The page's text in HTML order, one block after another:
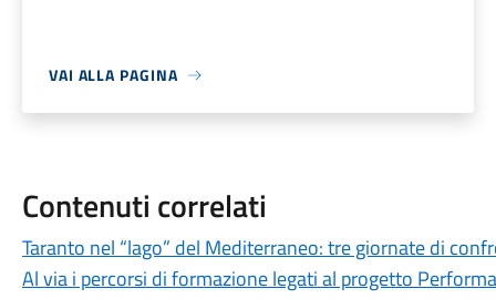
VAI ALLA PAGINA
Contenuti correlati
Taranto nel “lago” del Mediterraneo: tre giornate di
Al via i percorsi di formazione legati al progetto